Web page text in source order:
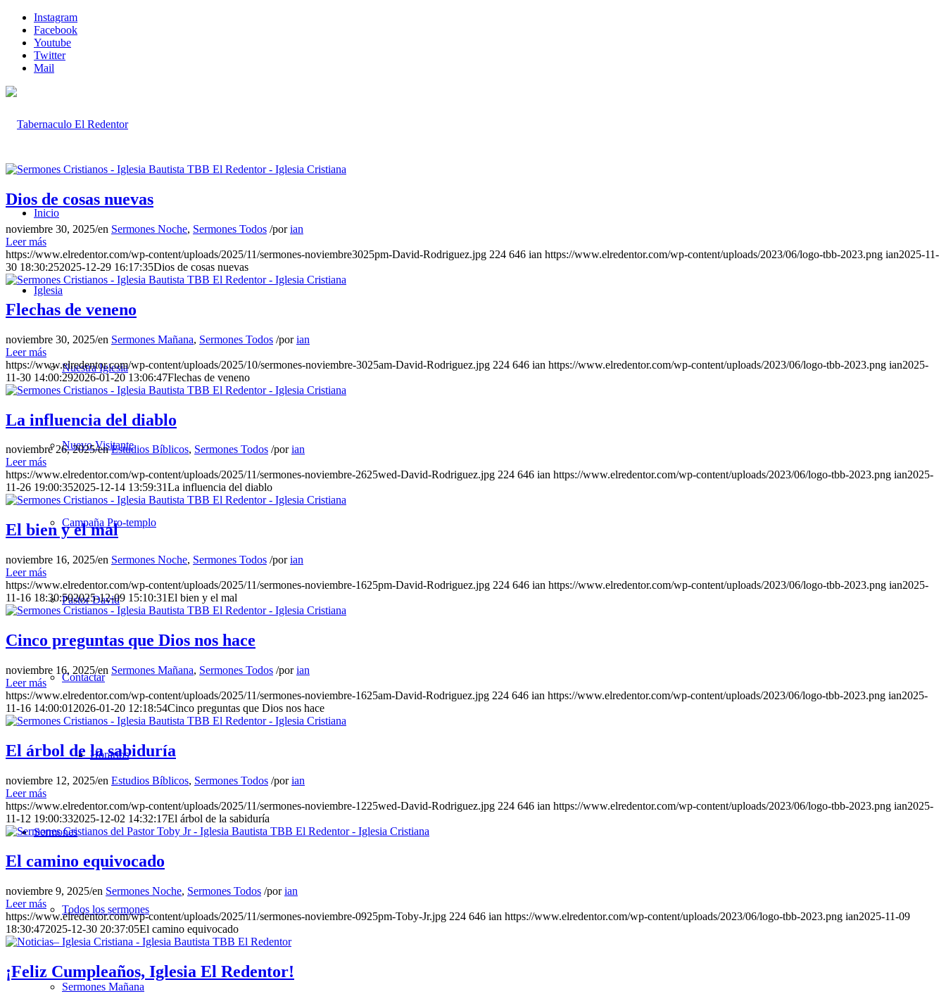
Instagram
Facebook
Youtube
Twitter
Mail
Inicio
Iglesia
Nuestra Iglesia
Nuevo Visitante
Campaña Pro-templo
Pastor David
Contactar
Horarios
Sermones
Todos los sermones
Sermones Mañana
Dios de cosas nuevas
noviembre 30, 2025/en Sermones Noche, Sermones Todos /porian
Leer más
https://www.elredentor.com/wp-content/uploads/2025/11/sermones-noviembre3025pm-David-Rodriguez.jpg 224 646 ian https://www.elredentor.com/wp-content/uploads/2023/06/logo-tbb-2023.png ian2025-11-
30 18:30:252025-12-29 16:17:35Dios de cosas nuevas
Flechas de veneno
noviembre 30, 2025/en Sermones Mañana, Sermones Todos /porian
Leer más
https://www.elredentor.com/wp-content/uploads/2025/10/sermones-noviembre-3025am-David-Rodriguez.jpg 224 646 ian https://www.elredentor.com/wp-content/uploads/2023/06/logo-tbb-2023.png ian2025-
11-30 14:00:292026-01-20 13:06:47Flechas de veneno
La influencia del diablo
noviembre 26, 2025/enEstudios Bíblicos, Sermones Todos /porian
Leer más
https://www.elredentor.com/wp-content/uploads/2025/11/sermones-noviembre-2625wed-David-Rodriguez.jpg 224 646 ian https://www.elredentor.com/wp-content/uploads/2023/06/logo-tbb-2023.png ian2025-
11-26 19:00:352025-12-14 13:59:31La influencia del diablo
El bien y el mal
noviembre 16, 2025/en Sermones Noche, Sermones Todos /porian
Leer más
https://www.elredentor.com/wp-content/uploads/2025/11/sermones-noviembre-1625pm-David-Rodriguez.jpg 224 646 ian https://www.elredentor.com/wp-content/uploads/2023/06/logo-tbb-2023.png ian2025-
11-16 18:30:502025-12-09 15:10:31El bien y el mal
Cinco preguntas que Dios nos hace
noviembre 16, 2025/en Sermones Mañana, Sermones Todos /porian
Leer más
https://www.elredentor.com/wp-content/uploads/2025/11/sermones-noviembre-1625am-David-Rodriguez.jpg 224 646 ian https://www.elredentor.com/wp-content/uploads/2023/06/logo-tbb-2023.png ian2025-
11-16 14:00:01 2026-01-20 12:18:54Cinco preguntas que Dios nos hace
El árbol de la sabiduría
noviembre 12, 2025/en Estudios Bíblicos, Sermones Todos /porian
Leer más
https://www.elredentor.com/wp-content/uploads/2025/11/sermones-noviembre-1225wed-David-Rodriguez.jpg 224 646 ian https://www.elredentor.com/wp-content/uploads/2023/06/logo-tbb-2023.png ian2025-
11-12 19:00:332025-12-02 14:32:17El árbol de la sabiduría
El camino equivocado
noviembre 9, 2025/en Sermones Noche, Sermones Todos /porian
Leer más
https://www.elredentor.com/wp-content/uploads/2025/11/sermones-noviembre-0925pm-Toby-Jr.jpg 224 646 ian https://www.elredentor.com/wp-content/uploads/2023/06/logo-tbb-2023.png ian2025-11-09
18:30:472025-12-30 20:37:05El camino equivocado
¡Feliz Cumpleaños, Iglesia El Redentor!